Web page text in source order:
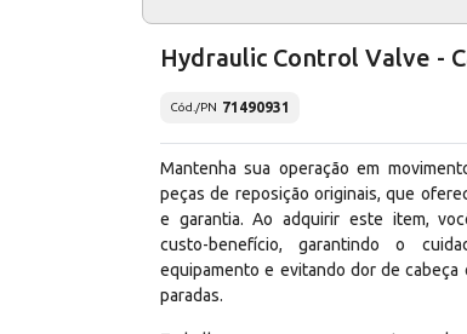
Hydraulic Control Valve -
Cód./PN 71490931
Mantenha sua operação em
peças de reposição originais, que
e garantia. Ao adquirir este item,
custo-benefício, garantindo o
equipamento e evitando dor de cabeça
paradas.